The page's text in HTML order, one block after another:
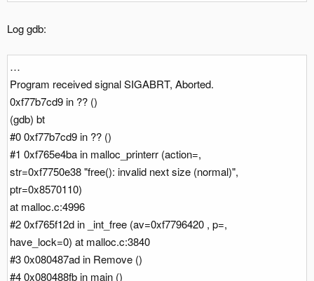
Log gdb:
…
Program received signal SIGABRT, Aborted.
0xf77b7cd9 in ?? ()
(gdb) bt
#0 0xf77b7cd9 in ?? ()
#1 0xf765e4ba in malloc_printerr (action=,
str=0xf7750e38 "free(): invalid next size (normal)",
ptr=0x8570110)
at malloc.c:4996
#2 0xf765f12d in _int_free (av=0xf7796420 , p=,
have_lock=0) at malloc.c:3840
#3 0x080487ad in Remove ()
#4 0x080488fb in main ()